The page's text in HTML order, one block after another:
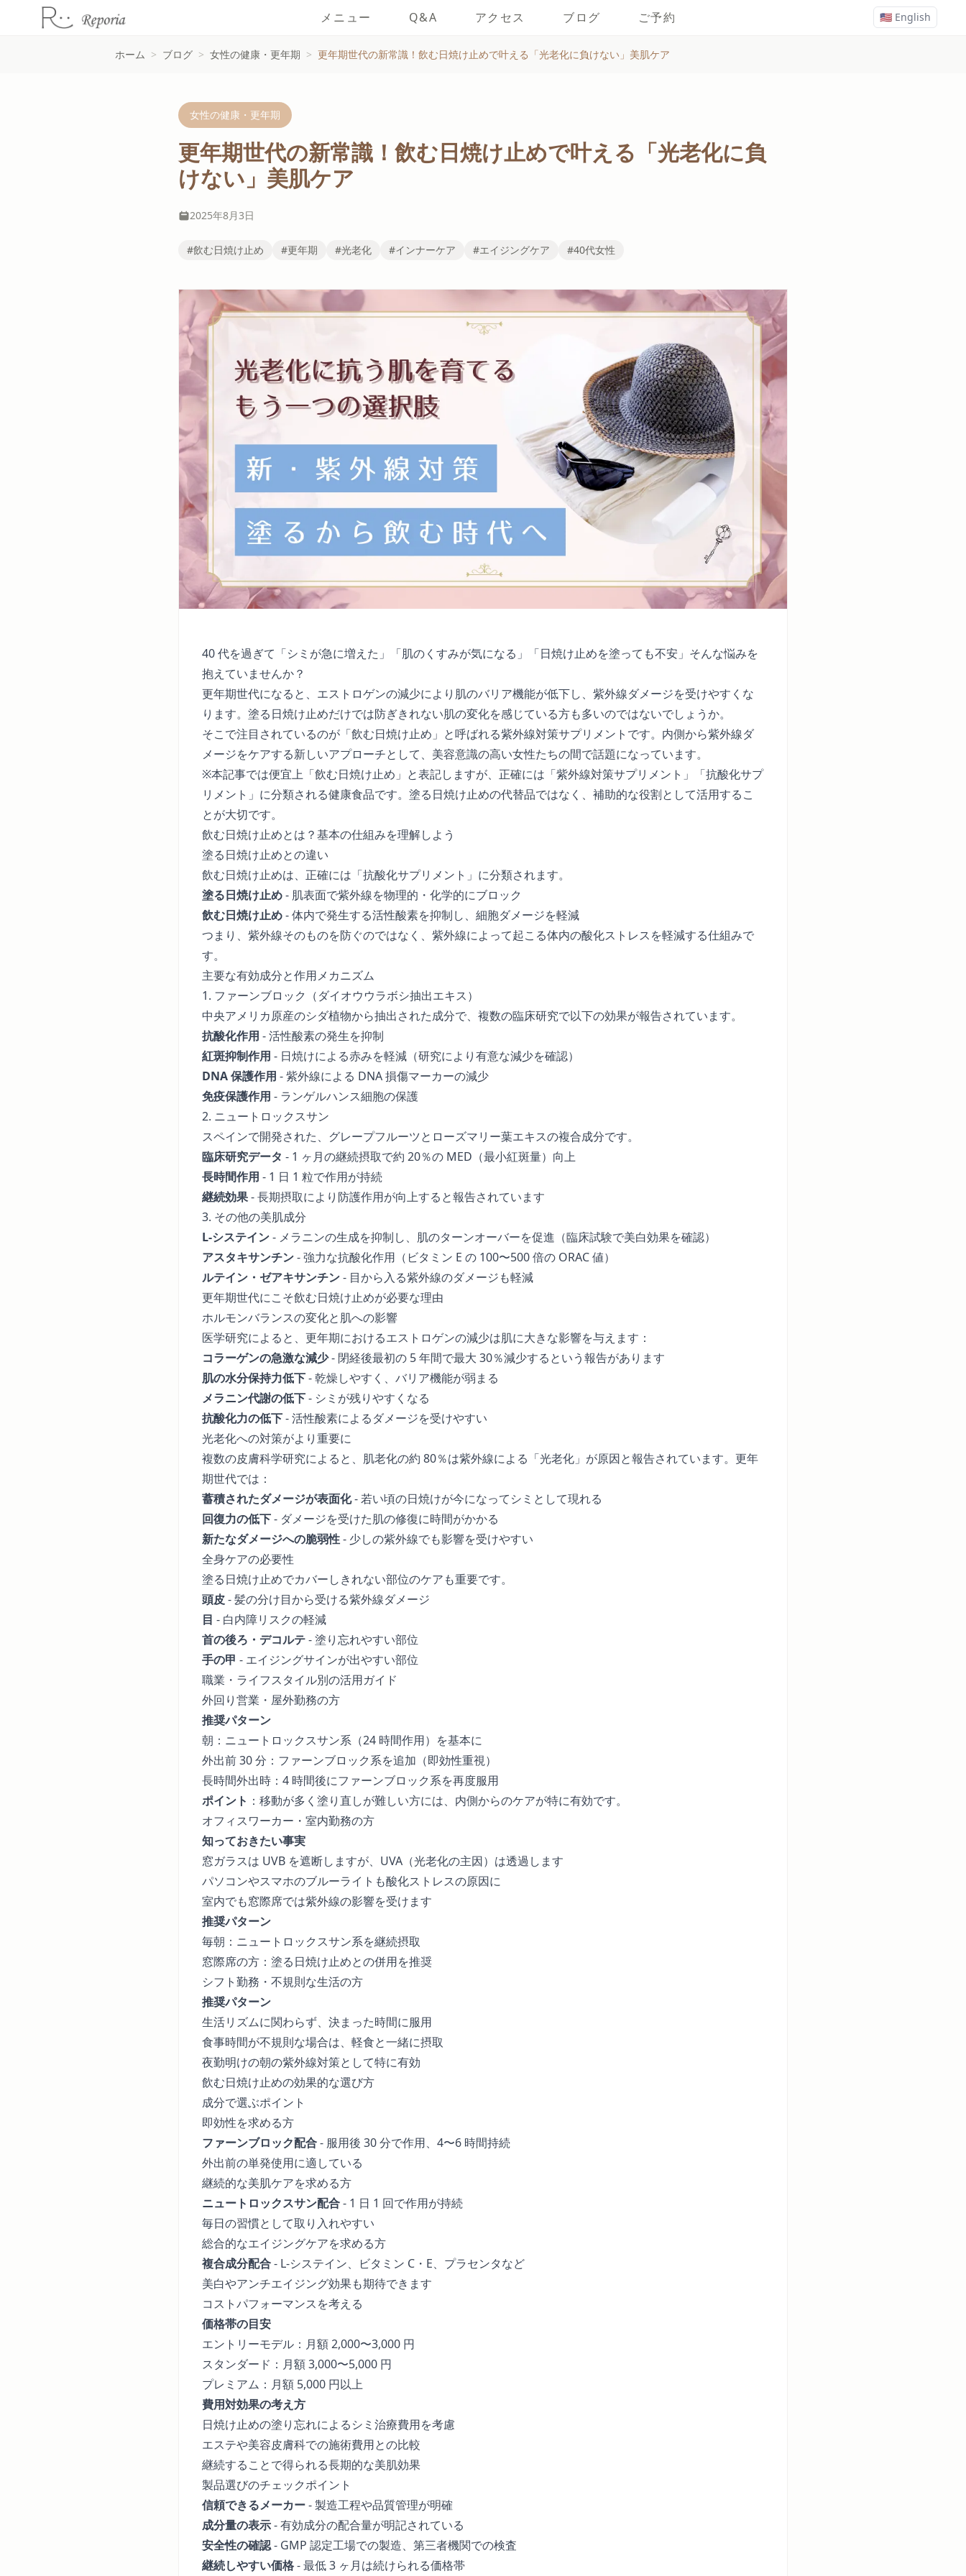
🇺🇸 English
メニュー Q&A アクセス ブログ ご予約
ホーム > ブログ > 女性の健康・更年期 > 更年期世代の新常識！飲む日焼け止めで叶える「光老化に負けない」美肌ケア
女性の健康・更年期
更年期世代の新常識！飲む日焼け止めで叶える「光老化に負
けない」美肌ケア
2025年8月3日
#飲む日焼け止め #更年期 #光老化 #インナーケア #エイジングケア #40代女性
40 代を過ぎて「シミが急に増えた」「肌のくすみが気になる」「日焼け止めを塗っても不安」そんな悩みを
抱えていませんか？
更年期世代になると、エストロゲンの減少により肌のバリア機能が低下し、紫外線ダメージを受けやすくな
ります。塗る日焼け止めだけでは防ぎきれない肌の変化を感じている方も多いのではないでしょうか。
そこで注目されているのが「飲む日焼け止め」と呼ばれる紫外線対策サプリメントです。内側から紫外線ダ
メージをケアする新しいアプローチとして、美容意識の高い女性たちの間で話題になっています。
※本記事では便宜上「飲む日焼け止め」と表記しますが、正確には「紫外線対策サプリメント」「抗酸化サプ
リメント」に分類される健康食品です。塗る日焼け止めの代替品ではなく、補助的な役割として活用するこ
とが大切です。
飲む日焼け止めとは？基本の仕組みを理解しよう
塗る日焼け止めとの違い
飲む日焼け止めは、正確には「抗酸化サプリメント」に分類されます。
塗る日焼け止め- 肌表面で紫外線を物理的・化学的にブロック
飲む日焼け止め- 体内で発生する活性酸素を抑制し、細胞ダメージを軽減
つまり、紫外線そのものを防ぐのではなく、紫外線によって起こる体内の酸化ストレスを軽減する仕組みで
す。
主要な有効成分と作用メカニズム
1. ファーンブロック（ダイオウウラボシ抽出エキス）
中央アメリカ原産のシダ植物から抽出された成分で、複数の臨床研究で以下の効果が報告されています。
抗酸化作用 - 活性酸素の発生を抑制
紅斑抑制作用 - 日焼けによる赤みを軽減（研究により有意な減少を確認）
DNA 保護作用 - 紫外線による DNA 損傷マーカーの減少
免疫保護作用 - ランゲルハンス細胞の保護
2. ニュートロックスサン
スペインで開発された、グレープフルーツとローズマリー葉エキスの複合成分です。
臨床研究データ - 1 ヶ月の継続摂取で約 20％の MED（最小紅斑量）向上
長時間作用 - 1 日 1 粒で作用が持続
継続効果- 長期摂取により防護作用が向上すると報告されています
3. その他の美肌成分
L-システイン- メラニンの生成を抑制し、肌のターンオーバーを促進（臨床試験で美白効果を確認）
アスタキサンチン- 強力な抗酸化作用（ビタミン E の 100〜500 倍の ORAC 値）
ルテイン・ゼアキサンチン- 目から入る紫外線のダメージも軽減
更年期世代にこそ飲む日焼け止めが必要な理由
ホルモンバランスの変化と肌への影響
医学研究によると、更年期におけるエストロゲンの減少は肌に大きな影響を与えます：
コラーゲンの急激な減少- 閉経後最初の 5 年間で最大 30％減少するという報告があります
肌の水分保持力低下- 乾燥しやすく、バリア機能が弱まる
メラニン代謝の低下- シミが残りやすくなる
抗酸化力の低下- 活性酸素によるダメージを受けやすい
光老化への対策がより重要に
複数の皮膚科学研究によると、肌老化の約 80％は紫外線による「光老化」が原因と報告されています。更年
期世代では：
蓄積されたダメージが表面化- 若い頃の日焼けが今になってシミとして現れる
回復力の低下- ダメージを受けた肌の修復に時間がかかる
新たなダメージへの脆弱性- 少しの紫外線でも影響を受けやすい
全身ケアの必要性
塗る日焼け止めでカバーしきれない部位のケアも重要です。
頭皮- 髪の分け目から受ける紫外線ダメージ
目 - 白内障リスクの軽減
首の後ろ・デコルテ- 塗り忘れやすい部位
手の甲 - エイジングサインが出やすい部位
職業・ライフスタイル別の活用ガイド
外回り営業・屋外勤務の方
推奨パターン
朝：ニュートロックスサン系（24 時間作用）を基本に
外出前 30 分：ファーンブロック系を追加（即効性重視）
長時間外出時：4 時間後にファーンブロック系を再度服用
ポイント ：移動が多く塗り直しが難しい方には、内側からのケアが特に有効です。
オフィスワーカー・室内勤務の方
知っておきたい事実
窓ガラスは UVB を遮断しますが、UVA（光老化の主因）は透過します
パソコンやスマホのブルーライトも酸化ストレスの原因に
室内でも窓際席では紫外線の影響を受けます
推奨パターン
毎朝：ニュートロックスサン系を継続摂取
窓際席の方：塗る日焼け止めとの併用を推奨
シフト勤務・不規則な生活の方
推奨パターン
生活リズムに関わらず、決まった時間に服用
食事時間が不規則な場合は、軽食と一緒に摂取
夜勤明けの朝の紫外線対策として特に有効
飲む日焼け止めの効果的な選び方
成分で選ぶポイント
即効性を求める方
ファーンブロック配合- 服用後 30 分で作用、4〜6 時間持続
外出前の単発使用に適している
継続的な美肌ケアを求める方
ニュートロックスサン配合- 1 日 1 回で作用が持続
毎日の習慣として取り入れやすい
総合的なエイジングケアを求める方
複合成分配合- L-システイン、ビタミン C・E、プラセンタなど
美白やアンチエイジング効果も期待できます
コストパフォーマンスを考える
価格帯の目安
エントリーモデル：月額 2,000〜3,000 円
スタンダード：月額 3,000〜5,000 円
プレミアム：月額 5,000 円以上
費用対効果の考え方
日焼け止めの塗り忘れによるシミ治療費用を考慮
エステや美容皮膚科での施術費用との比較
継続することで得られる長期的な美肌効果
製品選びのチェックポイント
信頼できるメーカー- 製造工程や品質管理が明確
成分量の表示- 有効成分の配合量が明記されている
安全性の確認- GMP 認定工場での製造、第三者機関での検査
継続しやすい価格- 最低 3 ヶ月は続けられる価格帯